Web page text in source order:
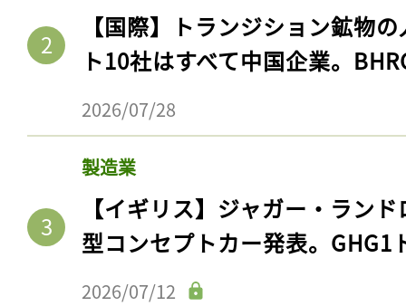
【国際】トランジション鉱物
ト10社はすべて中国企業。
2026/07/28
製造業
【イギリス】ジャガー・ラン
型コンセプトカー発表。GHG1
2026/07/12